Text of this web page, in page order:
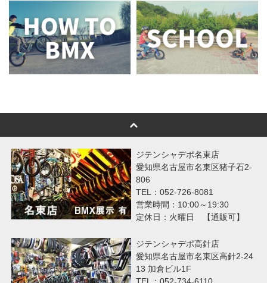
ジテンシャデポ名東店
愛知県名古屋市名東区猪子石2-
806
TEL：052-726-8081
営業時間：10:00～19:30
定休日：火曜日 【通販可】
ジテンシャデポ高針店
愛知県名古屋市名東区高針2-24
13 加倉ビル1F